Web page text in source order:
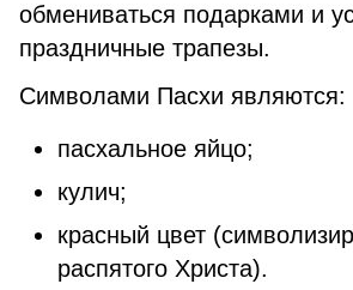
обмениваться подарками и
праздничные трапезы.
Символами Пасхи являются:
пасхальное яйцо;
кулич;
красный цвет
распятого Христа).